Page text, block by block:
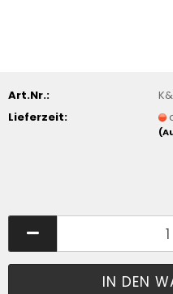
Art.Nr.:
Lieferzeit: